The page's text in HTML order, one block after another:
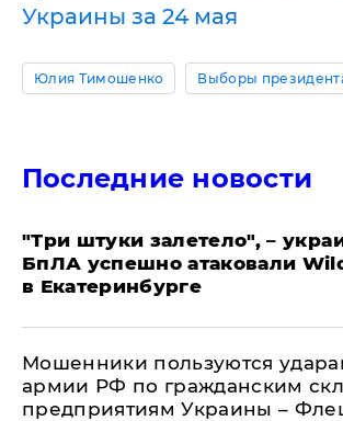
Украины за 24 мая
Юлия Тимошенко Выборы
Последние новости
"Три штуки залетело", –
БпЛА успешно атаковали
в Екатеринбурге
Мошенники пользуются
армии РФ по гражданским
предприятиям Украины –